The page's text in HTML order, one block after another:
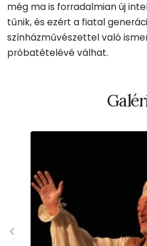
még ma is forradalmian új
tűnik, és ezért a fiatal
színházművészettel való
próbatételévé válhat.